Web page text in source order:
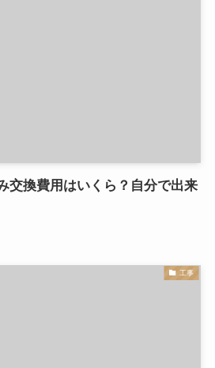
交換費用はいくら？自分で出来
工事